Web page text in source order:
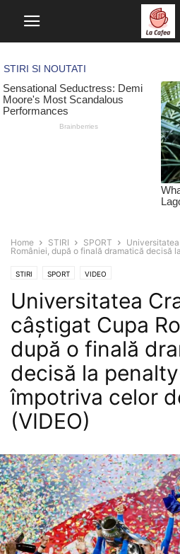
Home STIRI SPORT
României, după o finală dramatică decisă
STIRI SPORT VIDEO
Universitatea
câștigat Cupa
după o finală
decisă la
împotriva celor
(VIDEO)